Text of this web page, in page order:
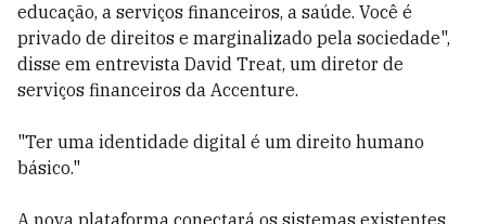
educação, a serviços financeiros, a saúde. Você é
privado de direitos e marginalizado pela sociedade",
disse em entrevista David Treat, um diretor de
serviços financeiros da Accenture.
"Ter uma identidade digital é um direito humano
básico."
A nova plataforma conectará os sistemas existentes